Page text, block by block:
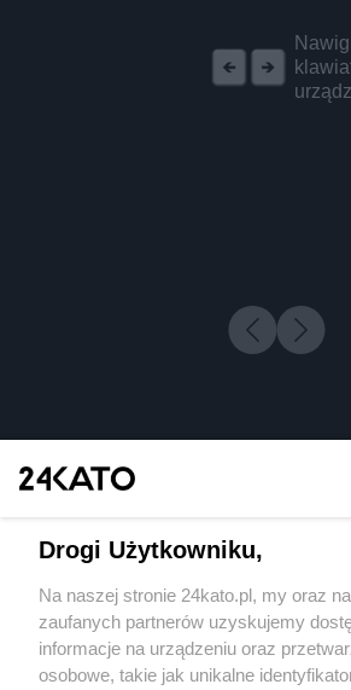
Wydawca mediów lokalnych
Drogi Użytkowniku,
Na naszej stronie 24kato.pl, my oraz
zaufanych partnerów uzyskujemy
informacje na urządzeniu oraz
osobowe, takie jak unikalne